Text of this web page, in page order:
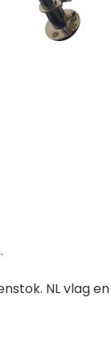
NL vlag en